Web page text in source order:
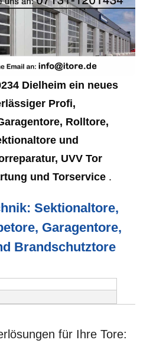
Dielheim ein neues
Profi,
Rolltore,
und
UVV Tor
und Torservice .
Sektionaltore,
Garagentore,
Brandschutztore
für Ihre Tore: